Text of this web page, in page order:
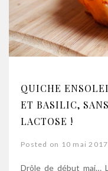
QUICHE
ET BASILIC,
LACTOSE !
Posted on 10 mai 2017
Drôle de début mai…